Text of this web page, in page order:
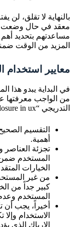
بالنهاية لا تقلق،
معقد في حال وضعت
مساعدتهم بتحديد
المزيد من الوقت
معايير
في البداية يبدو هذا
من الواجب معرفتها
التدريجي “progressive disclosure in ux”. أهمها:
التقسيم
أهمية.
تجزئة العناصر
المستخدم ضمن
الخيارات
من غير
كبير جداً من
المستخدم
أخيراً، يجب أن
الاستخدام
الإرباك الذي